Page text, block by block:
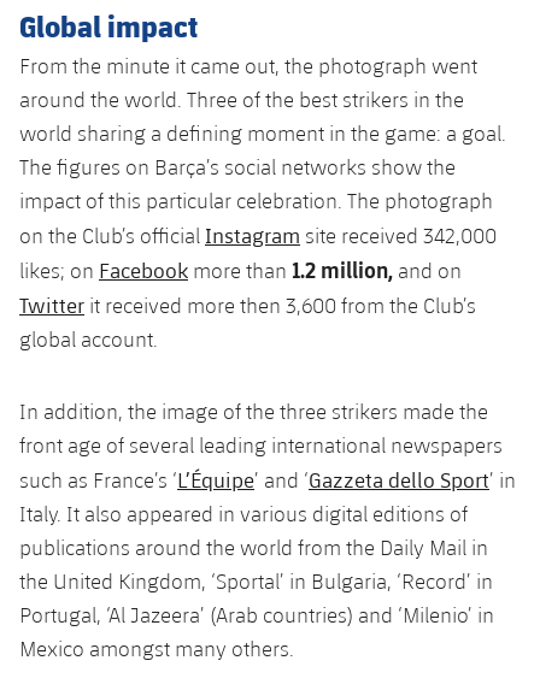
Ciutat Esportiva
La Masia
plusicon
más
Servicios
Servicios Médicos
plusicon
más
Acreditaciones
Instalaciones
SUB9 A
SUB9 B
SUB8 A
SUB8 B
Historia
Palmarés
Mini
Clasificaciones
Jugadores
Fotos
Historia
Palmarés
Clasificaciones
Jugadores
Fotos
Cadete A
Cadete B
Infantil A
Infantil B
plusicon
más
Actualidad
Calendario
Entradas
Resultados
Clasificaciones
Fotos
Palmarés
Historia
Barça Atlètic
Actualidad
Calendario
Resultados
Jugadores
Base
plusicon
Actualidad
Juvenil
Alevín
Campus Verano
PLUSICON
MÁS
Primer equipo
plusicon
más
Calendario
Entradas
Resultados
Barça Atlètic
plusicon
más
Calendario
Resultados
Jugadores
plusicon
más
Actualidad
Barça C
Junior
Campus Verano
PLUSICON
MÁS
Información general
plusicon
Global impact
From the minute it came out, the photograph went
around the world. Three of the best strikers in the
world sharing a defining moment in the game: a goal.
The figures on Barça’s social networks show the
impact of this particular celebration. The photograph
on the Club’s official Instagram site received 342,000
likes; on Facebook more than 1.2 million, and on
Twitter it received more then 3,600 from the Club’s
global account.
In addition, the image of the three strikers made the
front age of several leading international newspapers
such as France’s ‘L’Équipe’ and ‘Gazzeta dello Sport’ in
Italy. It also appeared in various digital editions of
publications around the world from the Daily Mail in
the United Kingdom, ‘Sportal’ in Bulgaria, ‘Record’ in
Portugal, ‘Al Jazeera’ (Arab countries) and ‘Milenio’ in
Mexico amongst many others.